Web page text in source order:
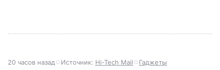
20 часов назад Источник: Hi-Tech Mail Гаджеты